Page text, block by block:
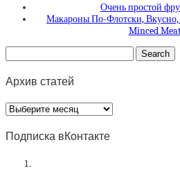
Очень простой
Макароны По-Флотски,
Minced
Архив статей
Архив
статей
Подписка вКонтакте